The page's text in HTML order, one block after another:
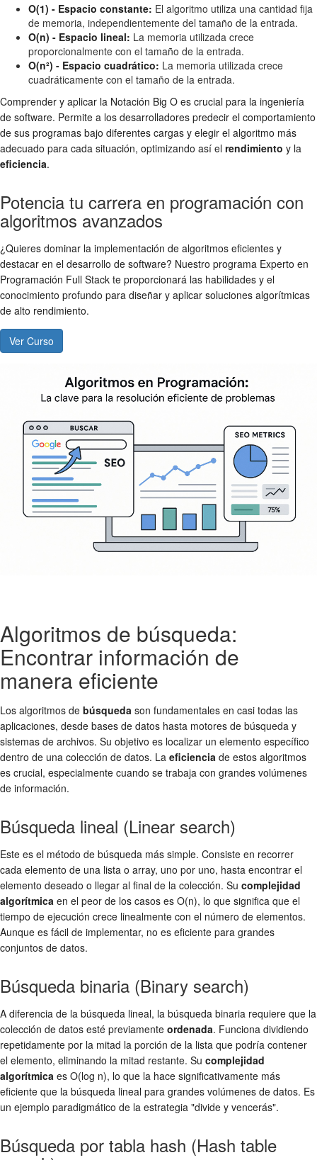
O(1) - Espacio constante: El algoritmo utiliza una cantidad fija
de memoria, independientemente del tamaño de la entrada.
O(n) - Espacio lineal: La memoria utilizada crece
proporcionalmente con el tamaño de la entrada.
O(n²) - Espacio cuadrático: La memoria utilizada crece
cuadráticamente con el tamaño de la entrada.
Comprender y aplicar la Notación Big O es crucial para la ingeniería
de software. Permite a los desarrolladores predecir el comportamiento
de sus programas bajo diferentes cargas y elegir el algoritmo más
adecuado para cada situación, optimizando así el rendimiento y la
eficiencia.
Potencia tu carrera en programación con
algoritmos avanzados
¿Quieres dominar la implementación de algoritmos eficientes y
destacar en el desarrollo de software? Nuestro programa Experto en
Programación Full Stack te proporcionará las habilidades y el
conocimiento profundo para diseñar y aplicar soluciones algorítmicas
de alto rendimiento.
Ver Curso
Algoritmos de búsqueda:
Encontrar información de
manera eficiente
Los algoritmos de búsqueda son fundamentales en casi todas las
aplicaciones, desde bases de datos hasta motores de búsqueda y
sistemas de archivos. Su objetivo es localizar un elemento específico
dentro de una colección de datos. La eficiencia de estos algoritmos
es crucial, especialmente cuando se trabaja con grandes volúmenes
de información.
Búsqueda lineal (Linear search)
Este es el método de búsqueda más simple. Consiste en recorrer
cada elemento de una lista o array, uno por uno, hasta encontrar el
elemento deseado o llegar al final de la colección. Su complejidad
algorítmica en el peor de los casos es O(n), lo que significa que el
tiempo de ejecución crece linealmente con el número de elementos.
Aunque es fácil de implementar, no es eficiente para grandes
conjuntos de datos.
Búsqueda binaria (Binary search)
A diferencia de la búsqueda lineal, la búsqueda binaria requiere que la
colección de datos esté previamente ordenada. Funciona dividiendo
repetidamente por la mitad la porción de la lista que podría contener
el elemento, eliminando la mitad restante. Su complejidad
algorítmica es O(log n), lo que la hace significativamente más
eficiente que la búsqueda lineal para grandes volúmenes de datos. Es
un ejemplo paradigmático de la estrategia "divide y vencerás".
Búsqueda por tabla hash (Hash table